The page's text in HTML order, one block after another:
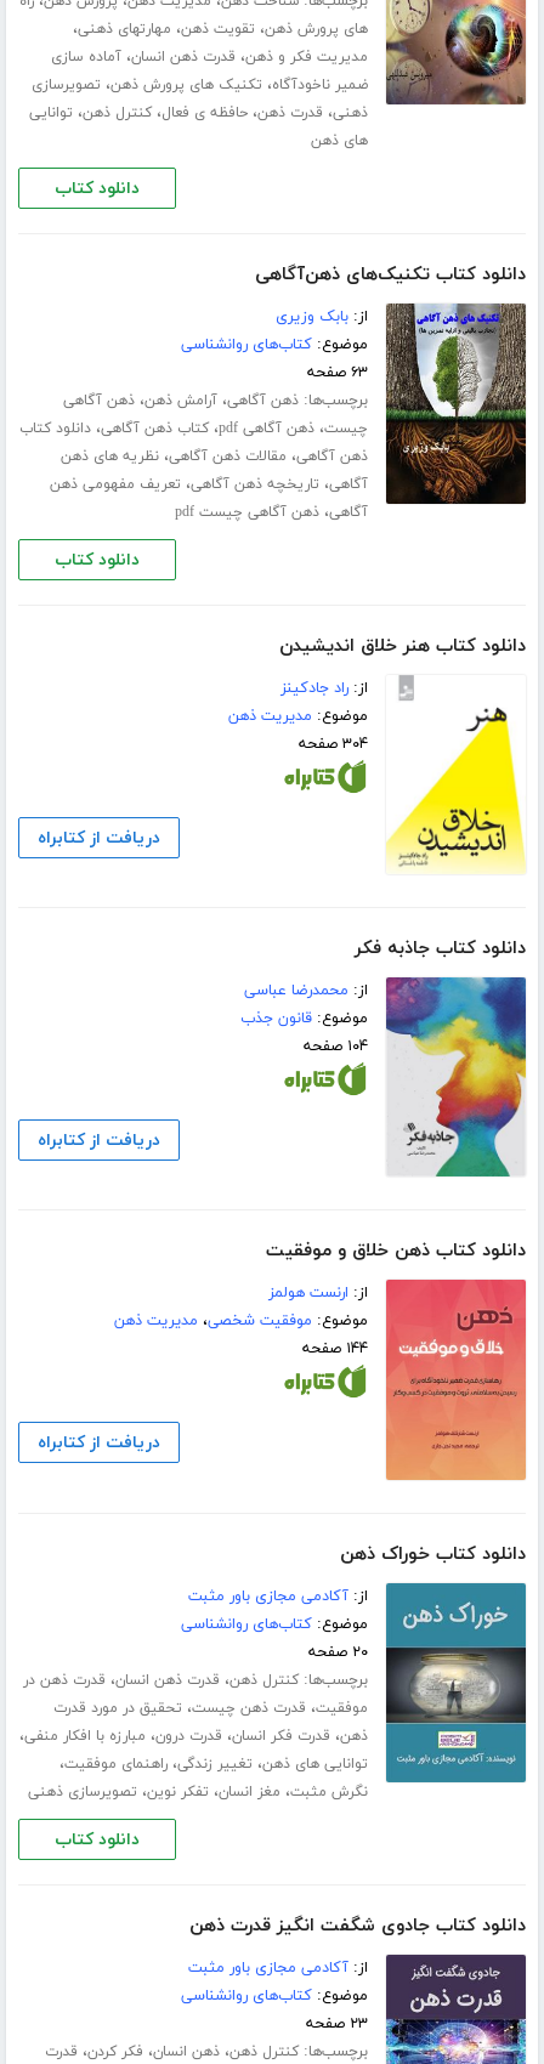
های پرورش ذهن، تقویت ذهن، مهارت­های ذهنی،
مدیریت فکر و ذهن، قدرت ذهن انسان،آماده سازی
ضمیر ناخودآگاه، تکنیک های پرورش ذهن، تصویرسازی
ذهنی، قدرت ذهن،حافظه ی فعال،کنترل ذهن، توانایی
های ذهن
دانلود کتاب
دانلود کتاب تکنیک‌های ذهن‌آگاهی
از:بابک وزیری
موضوع:کتاب‌های روانشناسی
۶۳ صفحه
برچسب‌ها:ذهن آگاهی،آرامش ذهن،ذهن آگاهی
چیست،ذهن آگاهی pdf ،کتاب ذهن آگاهی،دانلود کتاب
ذهن آگاهی، مقالات ذهن آگاهی،نظریه های ذهن
آگاهی، تاریخچه ذهن آگاهی، تعریف مفهومی ذهن
آگاهی،ذهن آگاهی چیست pdf
دانلود کتاب
دانلود کتاب هنر خلاق اندیشیدن
از:راد جادکینز
موضوع: مدیریت ذهن
۳۰۴ صفحه
دریافت از کتابراه
دانلود کتاب جاذبه فکر
از: محمدرضا عباسی
موضوع:قانون جذب
۱۰۴ صفحه
دریافت از کتابراه
دانلود کتاب ذهن خلاق و موفقیت
از: ارنست هولمز
موضوع: موفقیت شخصی، مدیریت ذهن
۱۴۴ صفحه
دریافت از کتابراه
دانلود کتاب خوراک ذهن
از:آکادمی مجازی باور مثبت
موضوع:کتاب‌های روانشناسی
۲۰ صفحه
برچسب‌ها:کنترل ذهن، قدرت ذهن انسان، قدرت ذهن در
موفقیت، قدرت ذهن چیست، تحقیق در مورد قدرت
ذهن، قدرت فکر انسان، قدرت درون، مبارزه با افکار منفی،
توانایی های ذهن، تغییر زندگی،راهنمای موفقیت،
نگرش مثبت، مغز انسان، تفکر نوین، تصویرسازی ذهنی
دانلود کتاب
دانلود کتاب جادوی شگفت انگیز قدرت ذهن
از:آکادمی مجازی باور مثبت
موضوع:کتاب‌های روانشناسی
۲۳ صفحه
برچسب‌ها:کنترل ذهن،ذهن انسان، فکر کردن، قدرت